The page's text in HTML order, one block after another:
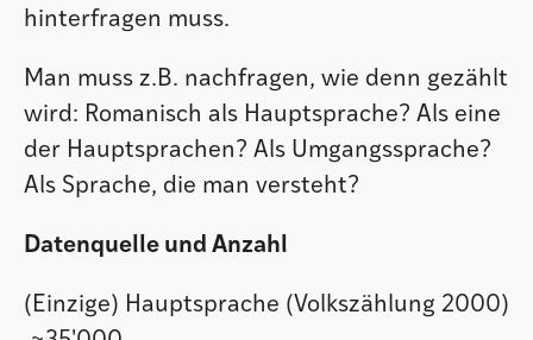
hinterfragen muss.
Man muss z.B. nachfragen, wie denn gezählt
wird: Romanisch als Hauptsprache? Als eine
der Hauptsprachen? Als Umgangssprache?
Als Sprache, die man versteht?
Datenquelle und Anzahl
(Einzige) Hauptsprache (Volkszählung 2000)